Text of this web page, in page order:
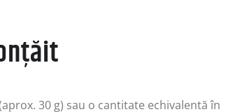
30 g) sau o cantitate echivalentă în